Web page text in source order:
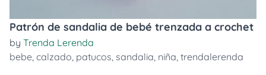
Patrón de sandalia de bebé trenzada a crochet
by Trenda Lerenda
bebe, calzado, patucos, sandalia, niña, trendalerenda